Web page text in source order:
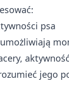
psa
jego